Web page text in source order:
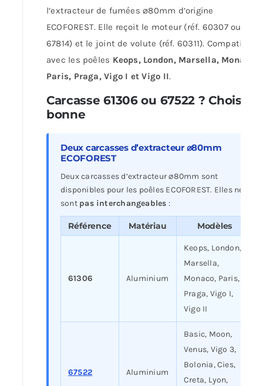
l’extracteur de fumées ⌀80mm d’origine
ECOFOREST. Elle reçoit le moteur (réf. 60307 ou
67814) et le joint de volute (réf. 60311). Compatible
avec les poêles Keops, London, Marsella, Monaco,
Paris, Praga, Vigo I et Vigo II.
Carcasse 61306 ou 67522 ? Choisir
bonne
Deux carcasses d’extracteur ⌀80mm
ECOFOREST
Deux carcasses d’extracteur ⌀80mm sont
disponibles pour les poêles ECOFOREST. Elles ne
sont pas interchangeables :
Référence Matériau Modèles
61306 Aluminium
Keops, London,
Marsella,
Monaco, Paris,
Praga, Vigo I,
Vigo II
67522 Aluminium
Basic, Moon,
Venus, Vigo 3,
Bolonia, Cies,
Creta, Lyon,